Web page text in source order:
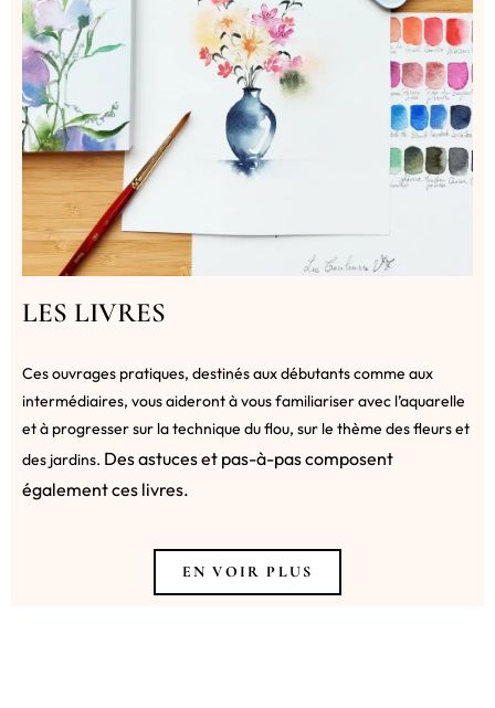
LES LIVRES
Ces ouvrages pratiques, destinés aux débutants comme aux
intermédiaires, vous aideront à vous familiariser avec l’aquarelle
et à progresser sur la technique du flou, sur le thème des fleurs et
des jardins. Des astuces et pas-à-pas composent
également ces livres.
EN VOIR PLUS